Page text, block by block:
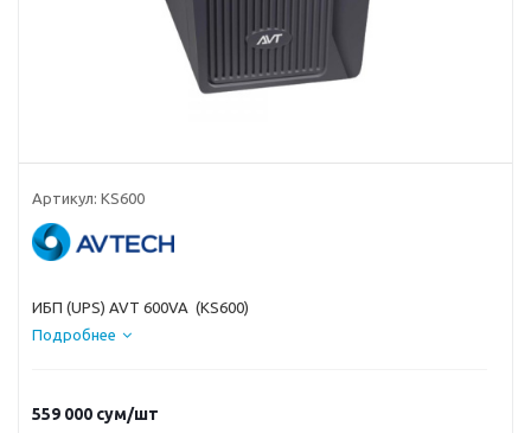
Артикул: KS600
ИБП (UPS) AVT 600VA (KS600)
Подробнее
559 000 сум/шт